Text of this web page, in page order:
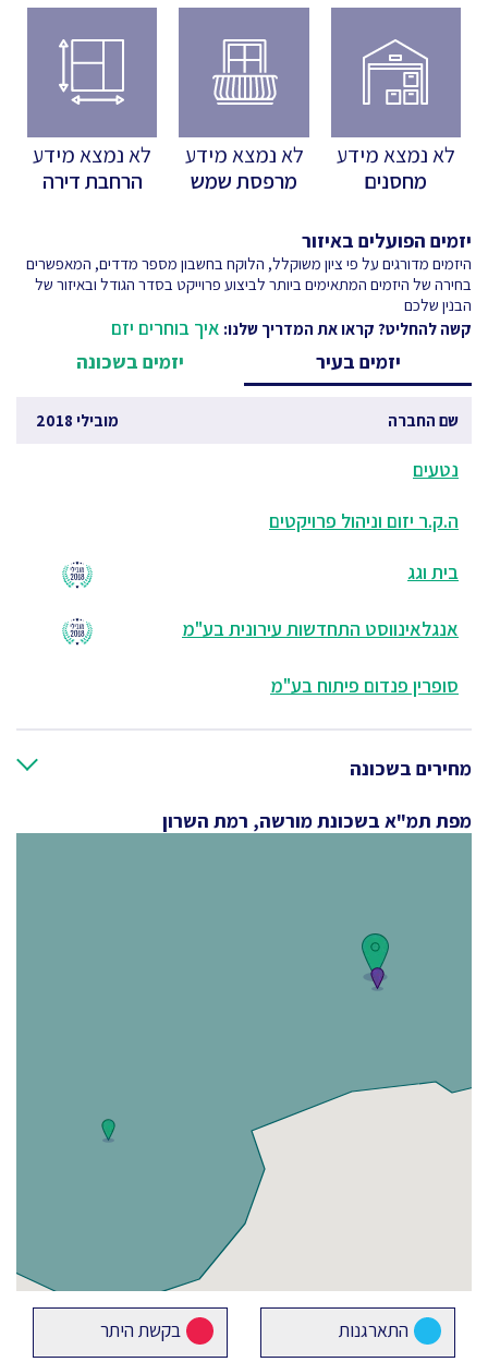
לא נמצא מידע
מחסנים
לא נמצא מידע
מרפסת שמש
לא נמצא מידע
הרחבת דירה
יזמים הפועלים באיזור
היזמים מדורגים על פי ציון משוקלל, הלוקח בחשבון מספר מדדים, המאפשרים
בחירה של היזמים המתאימים ביותר לביצוע פרוייקט בסדר הגודל ובאיזור של
הבנין שלכם
קשה להחליט? קראו את המדריך שלנו: איך בוחרים יזם
יזמים בעיר
יזמים בשכונה
שם החברה מובילי 2018
נטעים
ה.ק.ר יזום וניהול פרויקטים
בית וגג
אנגלאינווסט התחדשות עירונית בע"מ
סופרין פנדום פיתוח בע"מ
מחירים בשכונה
מפת תמ"א בשכונת מורשה, רמת השרון
התארגנות בקשת היתר